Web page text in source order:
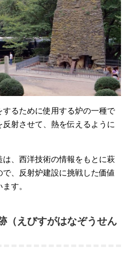
るために使用する炉の一種で
射させて、熱を伝えるように
、西洋技術の情報をもとに萩
、反射炉建設に挑戦した価値
す。
（えびすがはなぞうせん